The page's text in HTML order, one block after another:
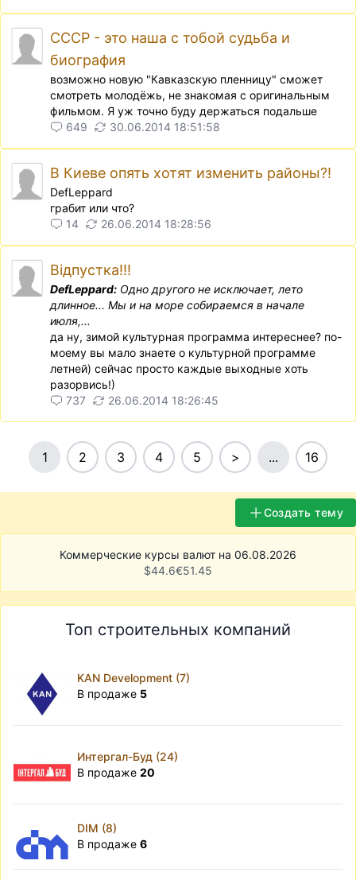
СССР - это наша с тобой судьба и
биография
возможно новую "Кавказскую пленницу" сможет
смотреть молодёжь, не знакомая с оригинальным
фильмом. Я уж точно буду держаться подальше
649
30.06.2014 18:51:58
В Киеве опять хотят изменить районы?!
DefLeppard
грабит или что?
14
26.06.2014 18:28:56
Відпустка!!!
DefLeppard: Одно другого не исключает, лето
длинное... Мы и на море собираемся в начале
июля,...
да ну, зимой культурная программа интереснее? по-
моему вы мало знаете о культурной программе
летней) сейчас просто каждые выходные хоть
разорвись!)
737
26.06.2014 18:26:45
1 2 3 4 5 > ... 16
Создать тему
Коммерческие курсы валют на 06.08.2026
$44.6€51.45
Топ строительных компаний
KAN Development (7)
В продаже 5
Интергал-Буд (24)
В продаже 20
DIM (8)
В продаже 6